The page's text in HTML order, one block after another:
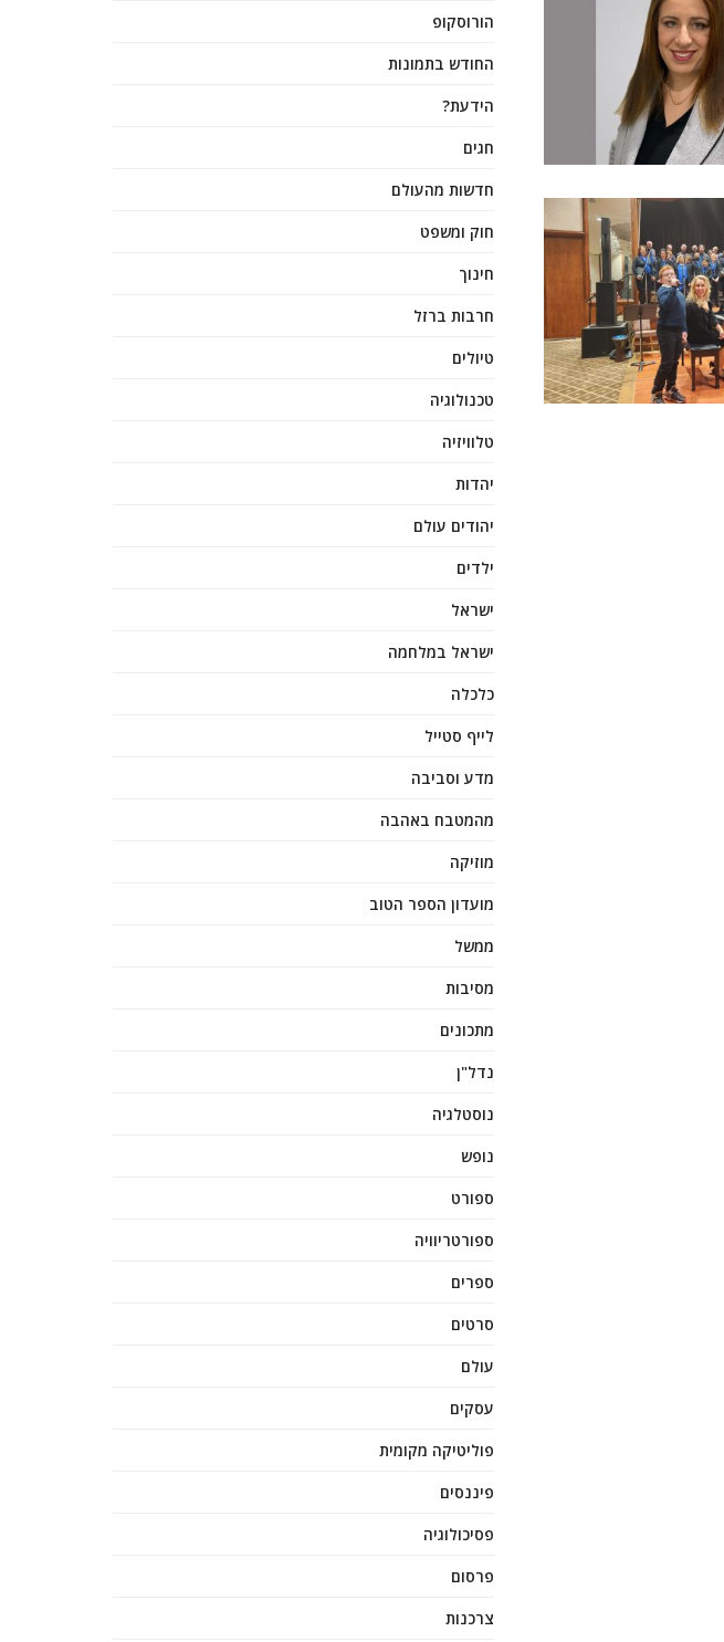
הורוסקופ
החודש בתמונות
הידעת?
חגים
חדשות מהעולם
חוק ומשפט
חינוך
חרבות ברזל
טיולים
טכנולוגיה
טלוויזיה
יהדות
יהודים עולם
ילדים
ישראל
ישראל במלחמה
כלכלה
לייף סטייל
מדע וסביבה
מהמטבח באהבה
מוזיקה
מועדון הספר הטוב
ממשל
מסיבות
מתכונים
נדל"ן
נוסטלגיה
נופש
ספורט
ספורטריוויה
ספרים
סרטים
עולם
עסקים
פוליטיקה מקומית
פיננסים
פסיכולוגיה
פרסום
צרכנות